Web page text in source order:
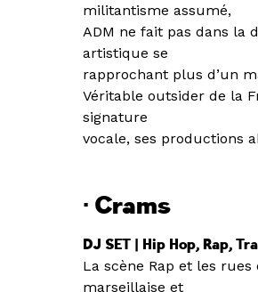
militantisme assumé,
ADM ne fait pas dans la
artistique se
rapprochant plus d’un
Véritable outsider de la
signature
vocale, ses productions
· Crams
DJ SET | Hip Hop, Rap,
La scène Rap et les
marseillaise et